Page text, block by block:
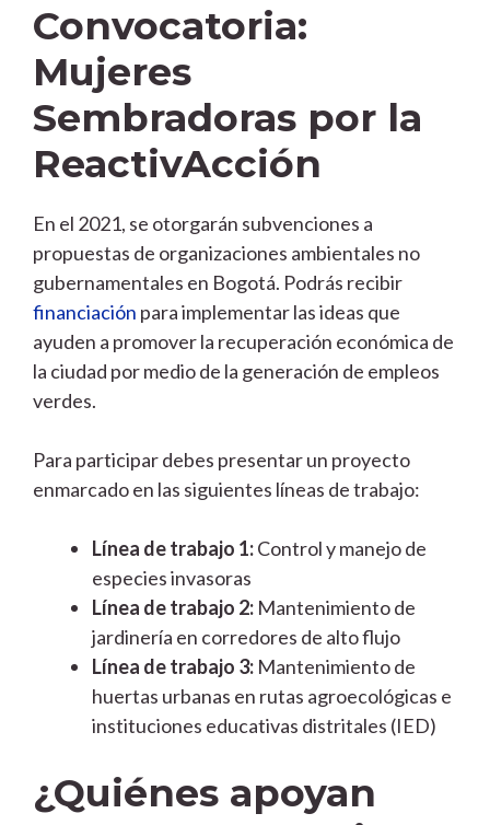
Convocatoria:
Mujeres
Sembradoras por la
ReactivAcción
En el 2021, se otorgarán subvenciones a
propuestas de organizaciones ambientales no
gubernamentales en Bogotá. Podrás recibir
financiación para implementar las ideas que
ayuden a promover la recuperación económica de
la ciudad por medio de la generación de empleos
verdes.
Para participar debes presentar un proyecto
enmarcado en las siguientes líneas de trabajo:
Línea de trabajo 1:Control y manejo de
especies invasoras
Línea de trabajo 2: Mantenimiento de
jardinería en corredores de alto flujo
Línea de trabajo 3: Mantenimiento de
huertas urbanas en rutas agroecológicas e
instituciones educativas distritales (IED)
¿Quiénes apoyan